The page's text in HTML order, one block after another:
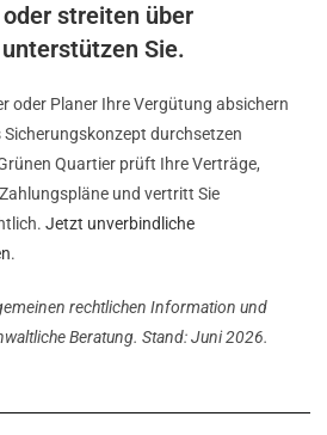
streiten über
Sie.
oder Planer Ihre Vergütung absichern
durchsetzen
Quartier prüft Ihre Verträge,
und vertritt Sie
Jetzt unverbindliche
.
rechtlichen Information und
Beratung. Stand: Juni 2026.